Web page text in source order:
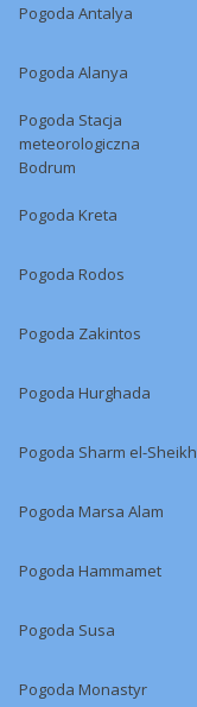
Pogoda Antalya
Pogoda Alanya
Pogoda Stacja
meteorologiczna
Bodrum
Pogoda Kreta
Pogoda Rodos
Pogoda Zakintos
Pogoda Hurghada
Pogoda Sharm el-Sheikh
Pogoda Marsa Alam
Pogoda Hammamet
Pogoda Susa
Pogoda Monastyr